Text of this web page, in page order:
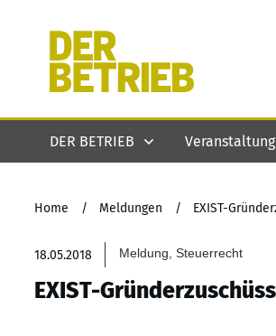
DER BETRIEB
Home / Meldungen / EXIST-
18.05.2018 Meldung, Steuerrecht
EXIST-